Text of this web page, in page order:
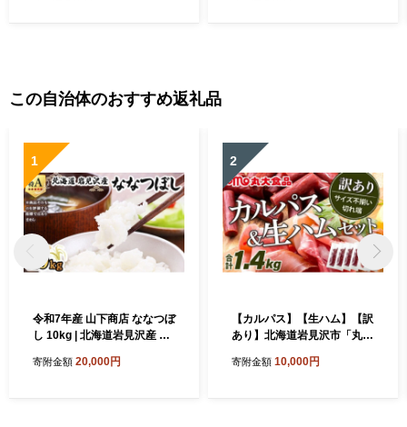
この自治体のおすすめ返礼品
1
令和7年産 山下商店 ななつぼ
し 10kg | 北海道岩見沢産 な
市
寄附金額 20,000円
2
【カルパス】【生ハム】【訳
あり】北海道岩見沢市「丸大
格外」カルパスと生ハムセッ
寄附金額 10,000円